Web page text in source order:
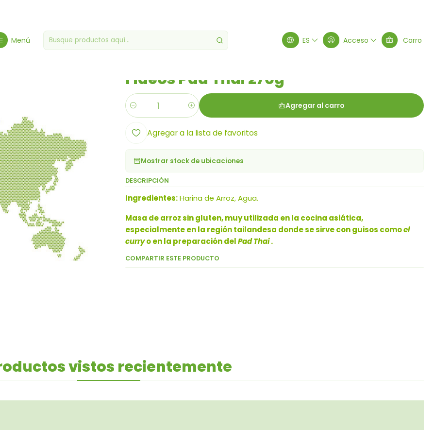
Menú ES Acceso Carro
Fideos Pad Thai 270g
Cantidad Agregar al carro
Agregar a la lista de favoritos
Mostrar stock de ubicaciones
DESCRIPCIÓN
Ingredientes:Harina de Arroz, Agua.
Masa de arroz sin gluten, muy utilizada en la cocina asiática,
especialmente en la región tailandesa donde se sirve con guisos comoel
curryo en la preparación delPad Thai.
COMPARTIR ESTE PRODUCTO
vistos recientemente